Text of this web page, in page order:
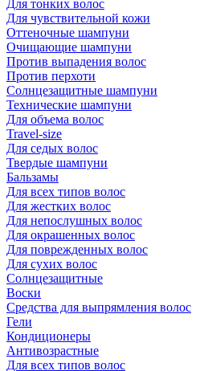
Для тонких волос
Для чувствительной кожи
Оттеночные шампуни
Очищающие шампуни
Против выпадения волос
Против перхоти
Солнцезащитные шампуни
Технические шампуни
Для объема волос
Travel-size
Для седых волос
Твердые шампуни
Бальзамы
Для всех типов волос
Для жестких волос
Для непослушных волос
Для окрашенных волос
Для поврежденных волос
Для сухих волос
Солнцезащитные
Воски
Средства для выпрямления волос
Гели
Кондиционеры
Антивозрастные
Для всех типов волос